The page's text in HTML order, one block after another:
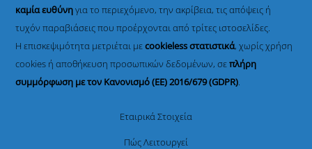
καμία ευθύνηγια το περιεχόμενο, την ακρίβεια, τις απόψεις ή
τυχόν παραβιάσεις που προέρχονται από τρίτες ιστοσελίδες.
Η επισκεψιμότητα μετριέται μεcookieless στατιστικά, χωρίς χρήση
cookies ή αποθήκευση προσωπικών δεδομένων, σεπλήρη
συμμόρφωση με τον Κανονισμό (ΕΕ) 2016/679 (GDPR).
Εταιρικά Στοιχεία
Πώς Λειτουργεί